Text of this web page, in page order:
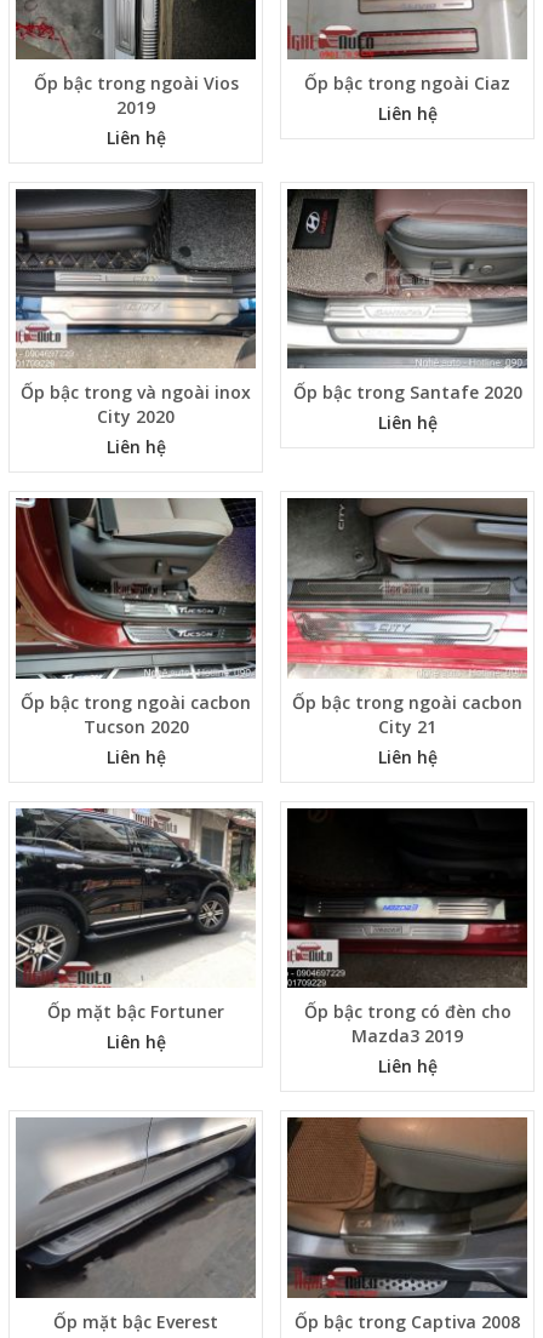
Ốp bậc trong ngoài Vios
2019
Liên hệ
Ốp bậc trong ngoài Ciaz
Liên hệ
Ốp bậc trong và ngoài inox
City 2020
Liên hệ
Ốp bậc trong Santafe 2020
Liên hệ
Ốp bậc trong ngoài cacbon
Tucson 2020
Liên hệ
Ốp bậc trong ngoài cacbon
City 21
Liên hệ
Ốp mặt bậc Fortuner
Liên hệ
Ốp bậc trong có đèn cho
Mazda3 2019
Liên hệ
Ốp mặt bậc Everest
Ốp bậc trong Captiva 2008